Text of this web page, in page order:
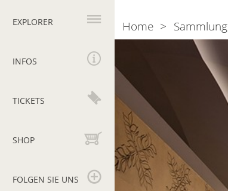
EXPLORER
INFOS
TICKETS
SHOP
FOLGEN SIE UNS
und
zeitgenössischer
Kunst
Breadcrumb
Home